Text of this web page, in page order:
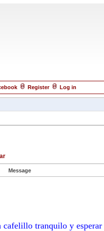
Register Log in
Message
tranquilo y